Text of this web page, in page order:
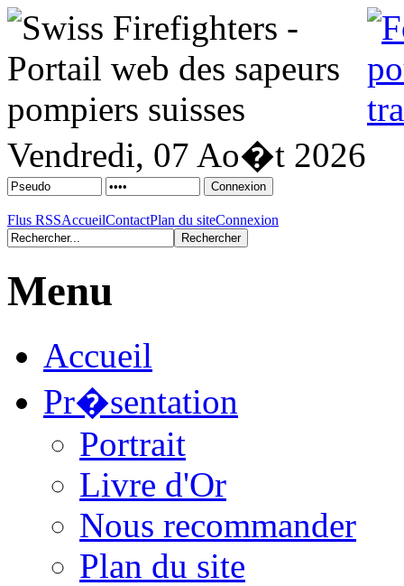
Vendredi, 07 Ao�t 2026
Flus RSSAccueilContactPlan du siteConnexion
Menu
Accueil
Pr�sentation
Portrait
Livre d'Or
Nous recommander
Plan du site